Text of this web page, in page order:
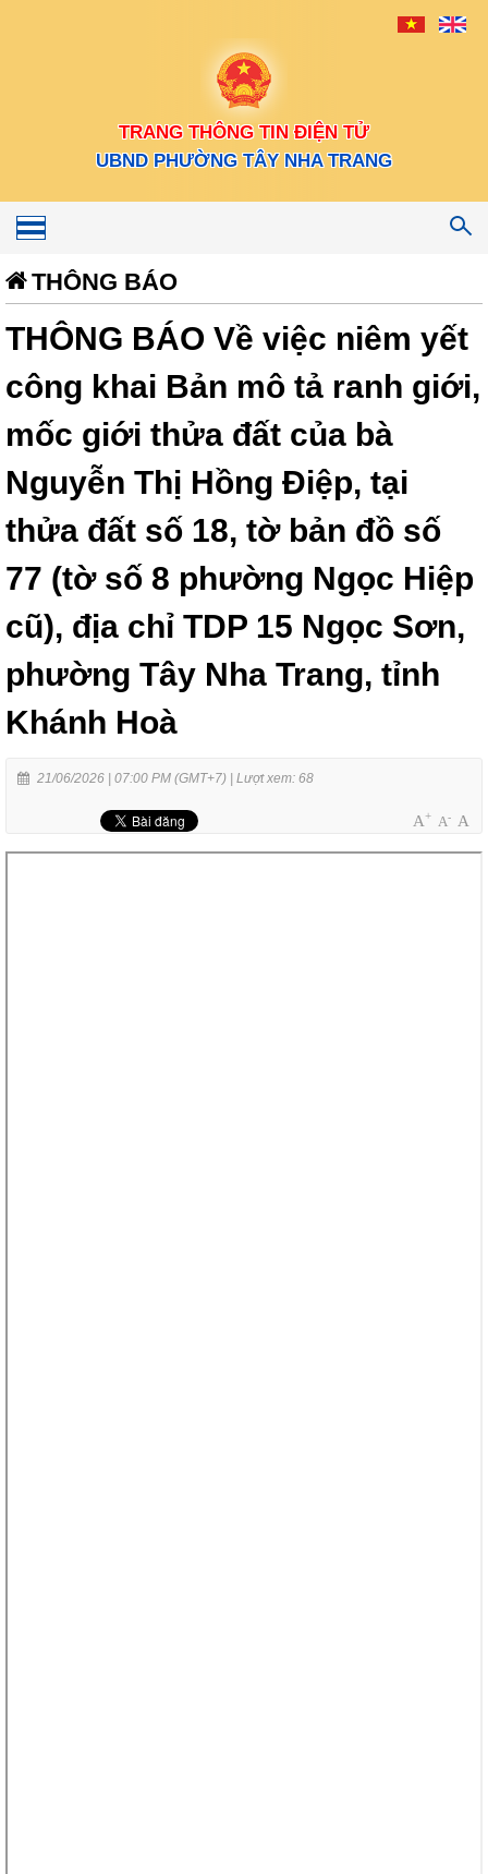
TRANG THÔNG TIN ĐIỆN TỬ
UBND PHƯỜNG TÂY NHA TRANG
Toggle
navigation
THÔNG BÁO
THÔNG BÁO Về việc niêm yết
công khai Bản mô tả ranh giới,
mốc giới thửa đất của bà
Nguyễn Thị Hồng Điệp, tại
thửa đất số 18, tờ bản đồ số
77 (tờ số 8 phường Ngọc Hiệp
cũ), địa chỉ TDP 15 Ngọc Sơn,
phường Tây Nha Trang, tỉnh
Khánh Hoà
21/06/2026 | 07:00 PM (GMT+7) | Lượt xem: 68
A+ A- A